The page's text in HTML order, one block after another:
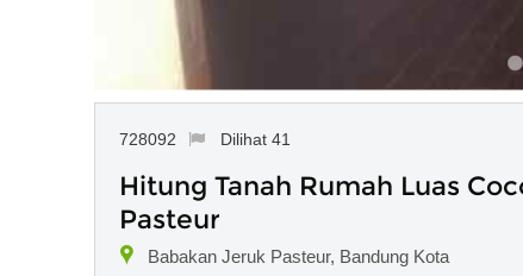
728092 Dilihat 41
Hitung Tanah Rumah Luas
Pasteur
Babakan Jeruk Pasteur, Bandung Kota